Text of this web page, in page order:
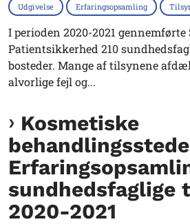
Udgivelse Erfaringsopsamling
I perioden 2020-2021
Patientsikkerhed 210
bosteder. Mange af tilsynene
alvorlige fejl og...
Kosmetiske
sundhedsfaglige
2020-2021